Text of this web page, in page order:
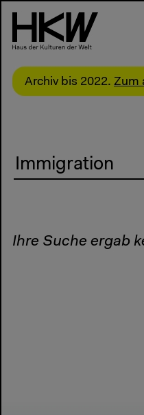
Archiv bis 2022. Zum
Ihre Suche ergab